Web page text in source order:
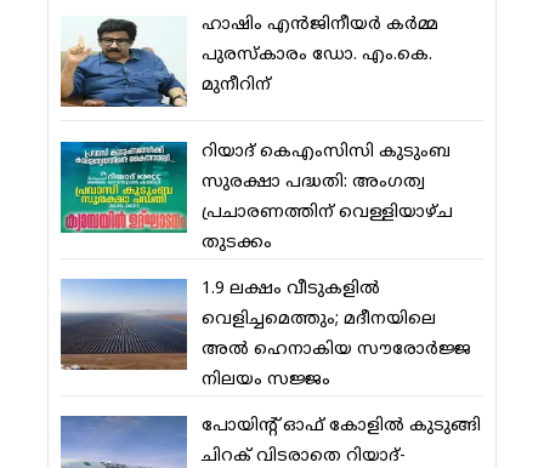
ഹാഷിം എന്‍ജിനീയര്‍ കര്‍മ്മ
പുരസ്‌കാരം ഡോ. എം.കെ.
മുനീറിന്
റിയാദ് കെഎംസിസി കുടുംബ
സുരക്ഷാ പദ്ധതി: അംഗത്വ
പ്രചാരണത്തിന് വെള്ളിയാഴ്ച
തുടക്കം
1.9 ലക്ഷം വീടുകളില്‍
വെളിച്ചമെത്തും; മദീനയിലെ
അല്‍ ഹെനാകിയ സൗരോര്‍ജ്ജ
നിലയം സജ്ജം
പോയിന്റ് ഓഫ് കോളില്‍ കുടുങ്ങി
ചിറക് വിടരാതെ റിയാദ്-